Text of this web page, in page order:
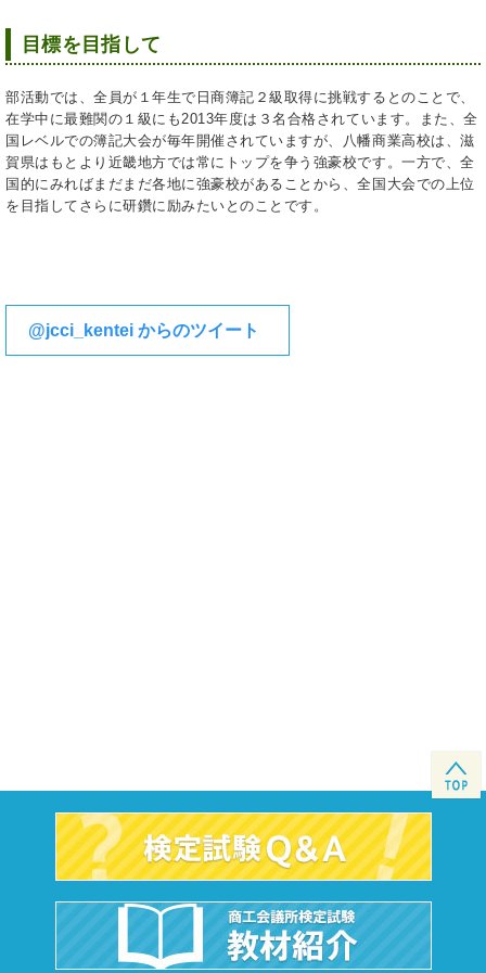
目標を目指して
部活動では、全員が１年生で日商簿記２級取得に挑戦するとのことで、
在学中に最難関の１級にも2013年度は３名合格されています。また、全
国レベルでの簿記大会が毎年開催されていますが、八幡商業高校は、滋
賀県はもとより近畿地方では常にトップを争う強豪校です。一方で、全
国的にみればまだまだ各地に強豪校があることから、全国大会での上位
を目指してさらに研鑽に励みたいとのことです。
@jcci_kentei からのツイート